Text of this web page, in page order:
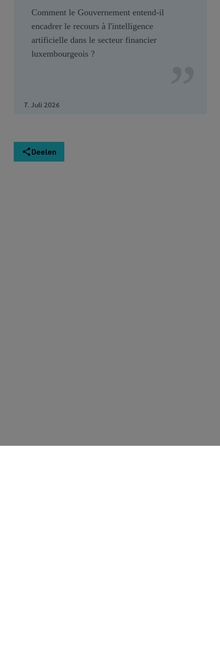
Comment le Gouvernement entend-il
encadrer le recours à l'intelligence
artificielle dans le secteur financier
luxembourgeois ?
7. Juli 2026
Deelen